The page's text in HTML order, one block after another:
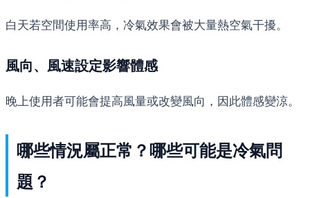
白天若空間使用率高，冷氣效果會被大量熱空氣干擾。
風向、風速設定影響體感
晚上使用者可能會提高風量或改變風向，因此體感變涼。
哪些情況屬正常？哪些可能是冷氣問
題？